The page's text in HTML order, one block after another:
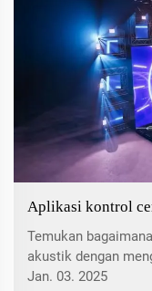
Aplikasi kontrol
Temukan
akustik dengan
optimasi waktu
Jan. 03. 2025